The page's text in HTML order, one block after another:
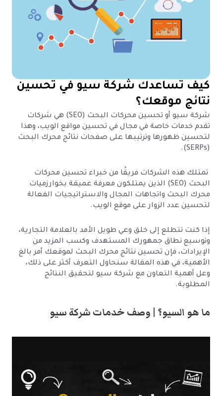
كيف تساعدك شركة سيو في تحسين
نتائج موقعك؟
شركة سيو أو تحسين محركات البحث (SEO) هي شركات
تقدم خدمات خاصة في مجال في تحسين مواقع الويب، وهذا
لتحسين ظهورها وترتيبها على صفحات نتائج محرك البحث
(SERPs).
تمتلك هذه الشركات فريقًا من خبراء تحسين محركات
البحث (SEO) الذين يمتلكون معرفة عميقة بخوارزميات
محرك البحث واتجاهات المجال والاستراتيجيات الفعالة
لتحسين عدد الزوار على موقع الويب.
إذا كنت تتطلع إلى خلق وعي طويل الأمد بالعلامة التجارية،
وتوسيع نطاق جمهورك المستهدف وكسب المزيد من
الإيرادات، فإن تحسين نتائج محرك البحث لموقعك أمر بالغ
الأهمية، في هذه المقالة سنحاول التعرف أكثر على ذلك،
وعل أهمية التعاون مع شركة سيو لتحقيق النتائج
المطلوبة.
ما هو السيو؟ | وصف خدمات شركة سيو